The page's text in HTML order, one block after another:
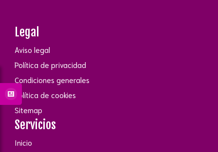
Legal
Aviso legal
Política de privacidad
Condiciones generales
Política de cookies
Sitemap
Servicios
Inicio